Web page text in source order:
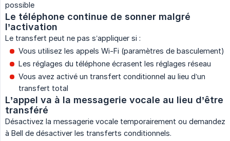
possible
Le téléphone continue de sonner malgré
l’activation
Le transfert peut ne pas s’appliquer si :
Vous utilisez les appels Wi-Fi (paramètres de basculement)
Les réglages du téléphone écrasent les réglages réseau
Vous avez activé un transfert conditionnel au lieu d’un
transfert total
L’appel va à la messagerie vocale au lieu d’être
transféré
Désactivez la messagerie vocale temporairement ou demandez
à Bell de désactiver les transferts conditionnels.